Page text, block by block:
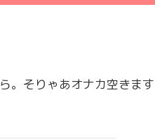
。そりゃあオナカ空きます